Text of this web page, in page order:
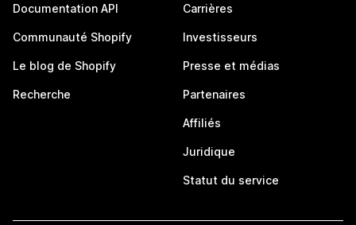
Documentation API
Communauté Shopify
Le blog de Shopify
Recherche
Carrières
Investisseurs
Presse et médias
Partenaires
Affiliés
Juridique
Statut du service